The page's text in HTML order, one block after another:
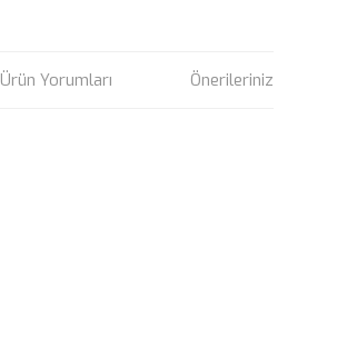
Ürün Yorumları Önerileriniz